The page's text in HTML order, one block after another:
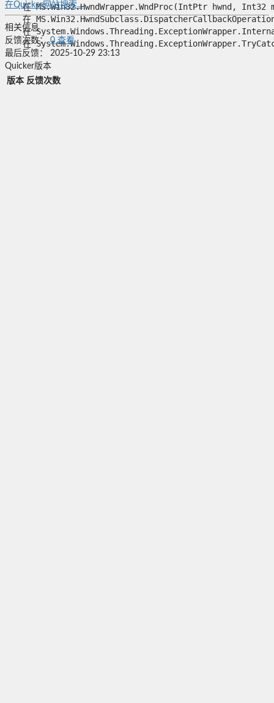
在 MS.Win32.HwndWrapper.WndProc(IntPtr hwnd,
在
在
在
在Quicker网站搜索...
相关信息
反馈次数： 0查看
最后反馈：
2025-10-29 23:13
Quicker版本
版本 反馈次数